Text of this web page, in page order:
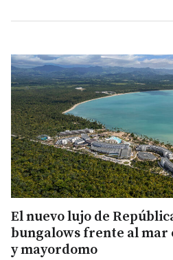
El nuevo lujo de
bungalows frente al mar
y mayordomo